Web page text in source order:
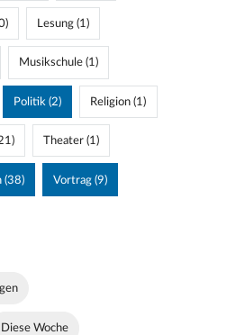
Lesung (1)
Musikschule (1)
Politik (2) Religion (1)
Theater (1)
(38) Vortrag (9)
Diese Woche